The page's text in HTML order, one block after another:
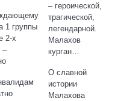
1 группы
2-х
–
– героической,
трагической,
легендарной.
Малахов
курган…
О славной
истории
Малахова